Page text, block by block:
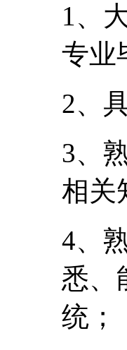
1、
专业
2、
3、
相关
4、
悉、
统；